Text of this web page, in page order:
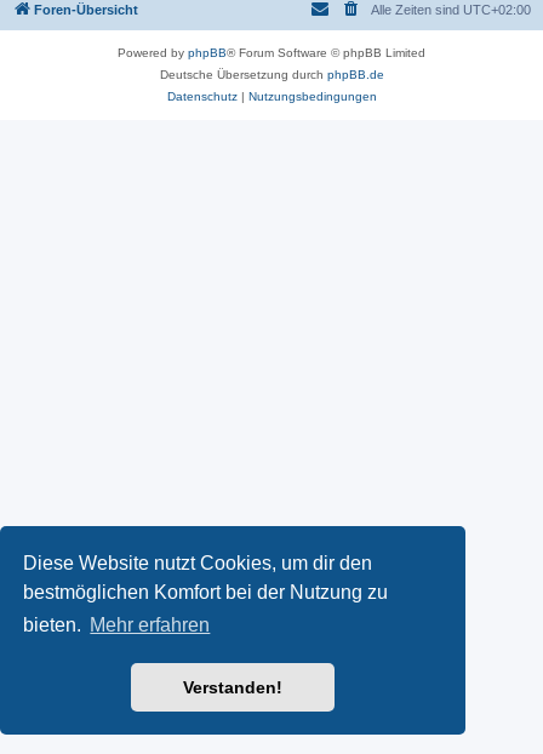
Diese Website nutzt Cookies, um dir den
bestmöglichen Komfort bei der Nutzung zu
bieten. Mehr erfahren
Verstanden!
Foren-Übersicht Alle Zeiten sind UTC+02:00
Powered by phpBB® Forum Software © phpBB Limited
Deutsche Übersetzung durch phpBB.de
Datenschutz| Nutzungsbedingungen